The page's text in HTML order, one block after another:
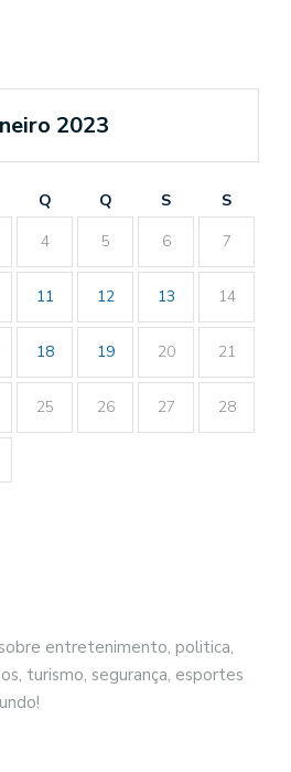
2023
Q Q S
S
4 5 6 7
11 12 13 14
18 19 20 21
25 26 27 28
entretenimento, politica,
turismo, segurança, esportes